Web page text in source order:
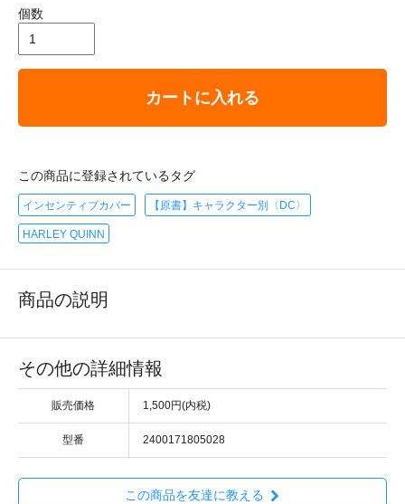
個数
カートに入れる
この商品に登録されているタグ
インセンティブカバー 【原書】キャラクター別〈DC〉
HARLEY QUINN
商品の説明
その他の詳細情報
販売価格 1,500円(内税)
型番 2400171805028
この商品を友達に教える